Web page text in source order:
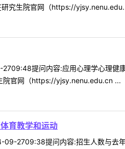
研究生院官网（https://
提问内容:应用心理学心理健
院官网（https://yjsy.nenu.edu.cn ...
育教学和运动
2709:38提问内容:招生人数与去